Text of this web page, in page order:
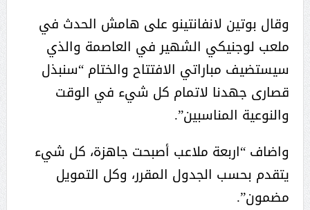
وقال بوتين لانفانتينو على هامش الحدث في
ملعب لوجنيكي الشهير في العاصمة والذي
سيستضيف مباراتي الافتتاح والختام “سنبذل
قصارى جهدنا لاتمام كل شيء في الوقت
والنوعية المناسبين”.
واضاف “اربعة ملاعب أصبحت جاهزة، كل شيء
يتقدم بحسب الجدول المقرر، وكل التمويل
مضمون”.